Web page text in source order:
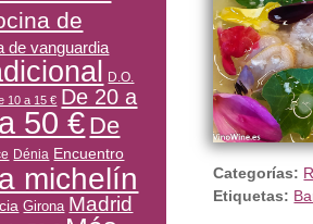
Categorías:
Etiquetas:
de
de vanguardia
D.O.
10 a 15 € De 20 a
50 €De
Dénia Encuentro
michelín
Girona Madrid